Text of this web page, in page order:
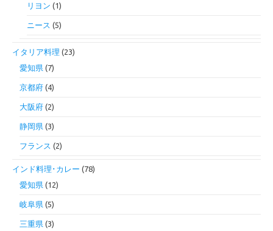
リヨン (1)
ニース (5)
イタリア料理 (23)
愛知県 (7)
京都府 (4)
大阪府 (2)
静岡県 (3)
フランス (2)
インド料理･カレー (78)
愛知県 (12)
岐阜県 (5)
三重県 (3)